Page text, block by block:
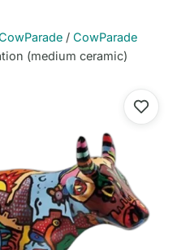
/ CowParade
(medium ceramic)